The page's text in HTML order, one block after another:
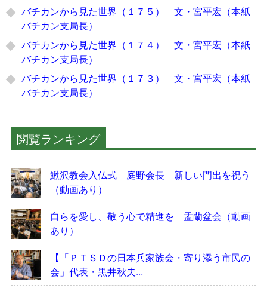
バチカンから見た世界（１７５） 文・宮平宏（本紙
バチカン支局長）
バチカンから見た世界（１７４） 文・宮平宏（本紙
バチカン支局長）
バチカンから見た世界（１７３） 文・宮平宏（本紙
バチカン支局長）
閲覧ランキング
鰍沢教会入仏式 庭野会長 新しい門出を祝う
（動画あり）
自らを愛し、敬う心で精進を 盂蘭盆会（動画
あり）
【「ＰＴＳＤの日本兵家族会・寄り添う市民の
会」代表・黒井秋夫...